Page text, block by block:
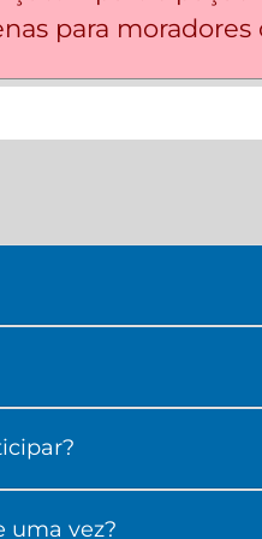
para
uma vez?